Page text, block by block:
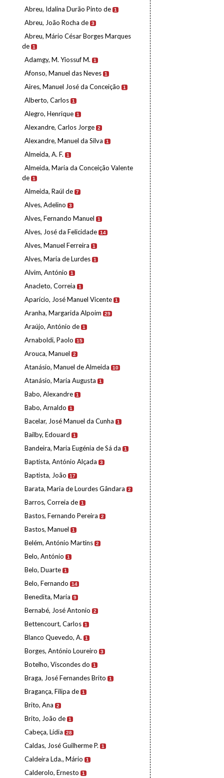
Abreu, Idalina Durão Pinto de 1
Abreu, João Rocha de 3
Abreu, Mário César Borges Marques
de 1
Adamgy, M. Yiossuf M. 1
Afonso, Manuel das Neves 1
Aires, Manuel José da Conceição 1
Alberto, Carlos 1
Alegro, Henrique 1
Alexandre, Carlos Jorge 2
Alexandre, Manuel da Silva 1
Almeida, A. F. 1
Almeida, Maria da Conceição Valente
de 1
Almeida, Raúl de 7
Alves, Adelino 3
Alves, Fernando Manuel 1
Alves, José da Felicidade 14
Alves, Manuel Ferreira 1
Alves, Maria de Lurdes 1
Alvim, António 1
Anacleto, Correia 1
Aparício, José Manuel Vicente 1
Aranha, Margarida Alpoim 29
Araújo, António de 1
Arnaboldi, Paolo 15
Arouca, Manuel 2
Atanásio, Manuel de Almeida 10
Atanásio, Maria Augusta 1
Babo, Alexandre 1
Babo, Arnaldo 1
Bacelar, José Manuel da Cunha 1
Bailby, Edouard 1
Bandeira, Maria Eugénia de Sá da 1
Baptista, António Alçada 3
Baptista, João 17
Barata, Maria de Lourdes Gândara 2
Barros, Correia de 1
Bastos, Fernando Pereira 2
Bastos, Manuel 1
Belém, António Martins 2
Belo, António 1
Belo, Duarte 1
Belo, Fernando 14
Benedita, Maria 9
Bernabé, José Antonio 2
Bettencourt, Carlos 1
Blanco Quevedo, A. 1
Borges, António Loureiro 3
Botelho, Viscondes do 1
Braga, José Fernandes Brito 1
Bragança, Filipa de 1
Brito, Ana 2
Brito, João de 1
Cabeça, Lídia 28
Caldas, José Guilherme P. 1
Caldeira Lda., Mário 1
Calderolo, Ernesto 1